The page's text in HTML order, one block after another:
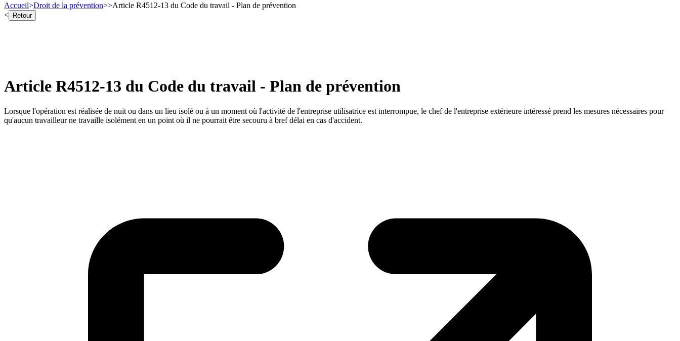
Accueil>Droit de la prévention>>Article R4512-13 du Code du travail - Plan de prévention
< Retour
Article R4512-13 du Code du travail - Plan de prévention
Lorsque l'opération est réalisée de nuit ou dans un lieu isolé ou à un moment où l'activité de l'entreprise utilisatrice est interrompue, le chef de l'entreprise extérieure intéressé prend les mesures nécessaires pour
qu'aucun travailleur ne travaille isolément en un point où il ne pourrait être secouru à bref délai en cas d'accident.